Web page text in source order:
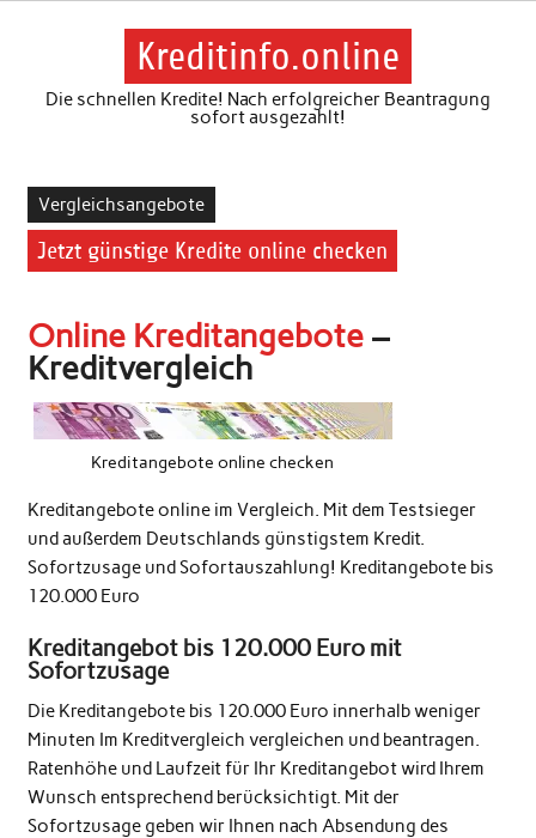
Skip
Kreditinfo.online
Die schnellen Kredite! Nach erfolgreicher Beantragung
sofort ausgezahlt!
Vergleichsangebote
Jetzt günstige Kredite online checken
Online Kreditangebote–
Kreditvergleich
Kreditangebote online checken
Kreditangebote online im Vergleich. Mit dem Testsieger
und außerdem Deutschlands günstigstem Kredit.
Sofortzusage und Sofortauszahlung! Kreditangebote bis
120.000 Euro
Kreditangebot bis 120.000 Euro mit
Sofortzusage
Die Kreditangebote bis 120.000 Euro innerhalb weniger
Minuten Im Kreditvergleich vergleichen und beantragen.
Ratenhöhe und Laufzeit für Ihr Kreditangebot wird Ihrem
Wunsch entsprechend berücksichtigt. Mit der
Sofortzusage geben wir Ihnen nach Absendung des